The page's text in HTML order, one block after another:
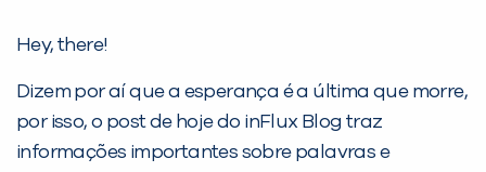
Hey, there!
Dizem por aí que a esperança é a última que morre,
por isso, o post de hoje do inFlux Blog traz
informações importantes sobre palavras e